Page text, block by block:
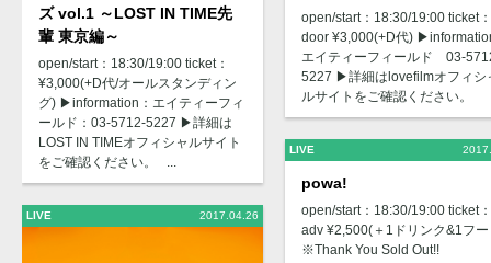
ズ vol.1 ～LOST IN TIME先
輩 東京編～
open/start：18:30/19:00 ticket：
¥3,000(+D代/オールスタンディン
グ) ▶︎information：エイティーフィ
ールド：03-5712-5227 ▶︎詳細は
LOST IN TIMEオフィシャルサイト
をご確認ください。 ...
LIVE 2017.04.26
open/start：18:30/19:00 ticket：
door ¥3,000(+D代)
エイティーフィールド 03-
5227 ▶︎詳細はlovefilmオフィシ
ルサイトをご確認ください。
LIVE
powa!
open/start：18:30/19:00 ticket：
adv ¥2,500(＋1ドリンク&1フ
※Thank You Sold Out!!